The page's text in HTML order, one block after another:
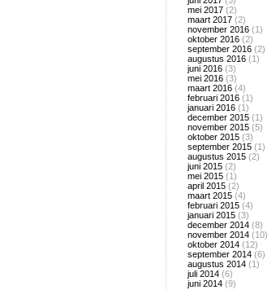
mei 2017 (2)
maart 2017 (2)
november 2016 (1)
oktober 2016 (2)
september 2016 (2)
augustus 2016 (1)
juni 2016 (3)
mei 2016 (3)
maart 2016 (4)
februari 2016 (1)
januari 2016 (1)
december 2015 (1)
november 2015 (5)
oktober 2015 (3)
september 2015 (1)
augustus 2015 (2)
juni 2015 (2)
mei 2015 (1)
april 2015 (2)
maart 2015 (4)
februari 2015 (4)
januari 2015 (3)
december 2014 (8)
november 2014 (10)
oktober 2014 (12)
september 2014 (6)
augustus 2014 (1)
juli 2014 (6)
juni 2014 (9)